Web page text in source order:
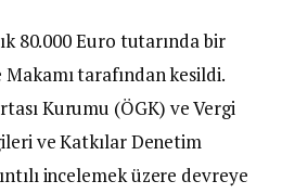
80.000 Euro tutarında bir
tarafından kesildi.
Kurumu (ÖGK) ve Vergi
ve Katkılar Denetim
incelemek üzere devreye